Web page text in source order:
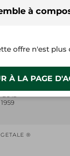
à
offre n'est plus
À LA PAGE
cookies
Magasins
la
®